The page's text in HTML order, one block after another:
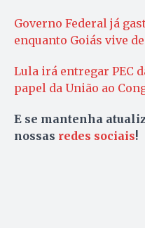
Governo Federal já
enquanto Goiás vive
Lula irá entregar PEC
papel da União ao
E se mantenha
nossas redes sociais!